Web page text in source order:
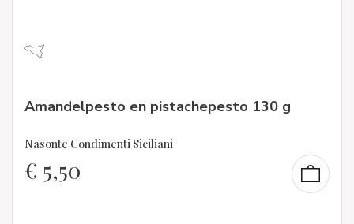
Amandelpesto en pistachepesto 130 g
Nasonte Condimenti Siciliani
€ 5,50